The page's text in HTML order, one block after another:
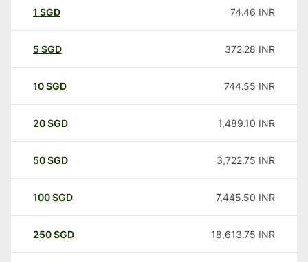
1 SGD 74.46 INR
5 SGD 372.28 INR
10SGD 744.55 INR
20SGD 1,489.10 INR
50SGD 3,722.75 INR
100SGD 7,445.50 INR
250SGD 18,613.75 INR